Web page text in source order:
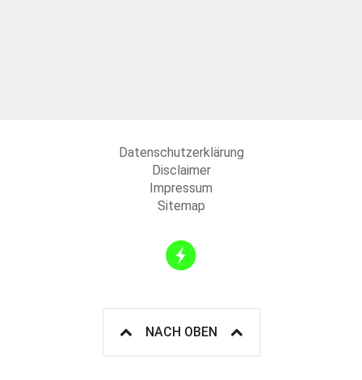
Datenschutzerklärung
Disclaimer
Impressum
Sitemap
NACH OBEN